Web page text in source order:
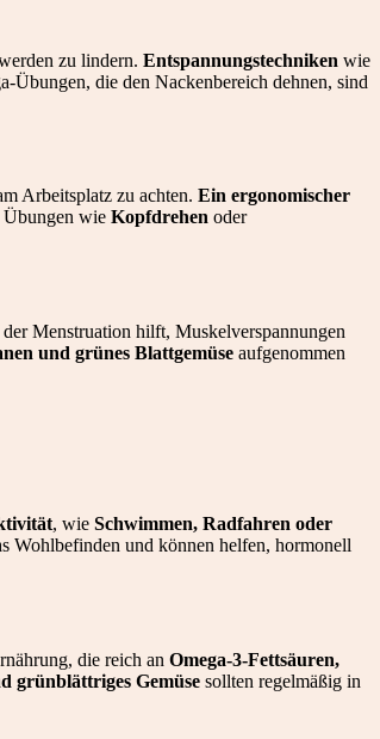
zu lindern. Entspannungstechniken wie
Übungen, die den Nackenbereich dehnen, sind
Arbeitsplatz zu achten. Ein ergonomischer
Übungen wie Kopfdrehen oder
Menstruation hilft, Muskelverspannungen
und grünes Blattgemüse aufgenommen
, wie Schwimmen, Radfahren oder
Wohlbefinden und können helfen, hormonell
die reich an Omega-3-Fettsäuren,
grünblättriges Gemüse sollten regelmäßig in